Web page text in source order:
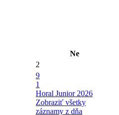
Ne
2
9
1
Horal Junior 2026
Zobraziť všetky
záznamy z dňa